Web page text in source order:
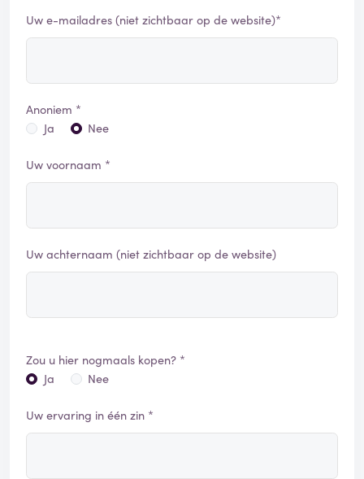
Uw e-mailadres (niet zichtbaar op de website)*
Anoniem *
Ja
Nee
Uw voornaam *
Uw achternaam (niet zichtbaar op de website)
Zou u hier nogmaals kopen? *
Ja
Nee
Uw ervaring in één zin *